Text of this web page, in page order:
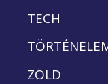
TECH
ZÖLD